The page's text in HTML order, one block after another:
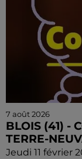
7 août 2026
BLOIS (41) -
TERRE-
Jeudi 11 février